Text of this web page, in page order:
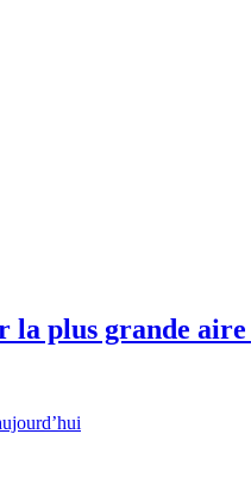
plus grande aire